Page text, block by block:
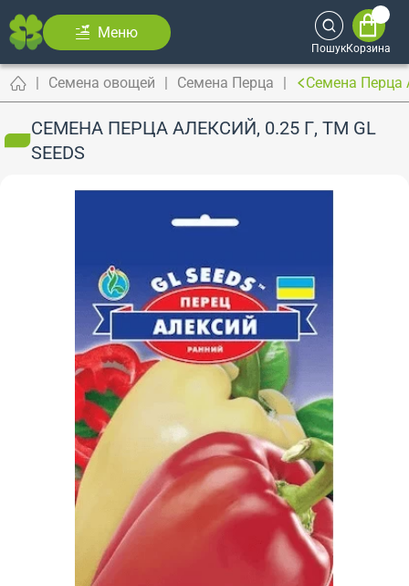
Меню
ПошукКорзина
Семена овощей Семена Перца Семена Перца
СЕМЕНА ПЕРЦА АЛЕКСИЙ, 0.25 Г, ТМ GL
SEEDS